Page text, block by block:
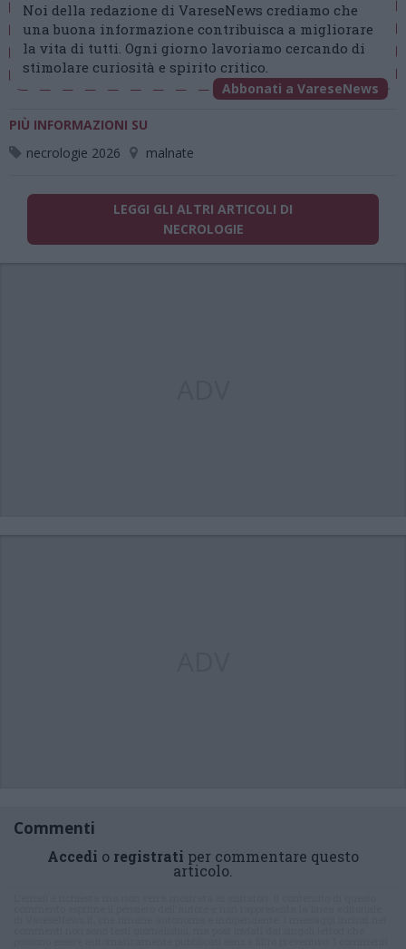
Noi della redazione di VareseNews crediamo che
una buona informazione contribuisca a migliorare
la vita di tutti. Ogni giorno lavoriamo cercando di
stimolare curiosità e spirito critico.
Abbonati a VareseNews
PIÙ INFORMAZIONI SU
necrologie 2026
malnate
LEGGI GLI ALTRI ARTICOLI DI
NECROLOGIE
Commenti
Accedi o registrati per commentare questo
articolo.